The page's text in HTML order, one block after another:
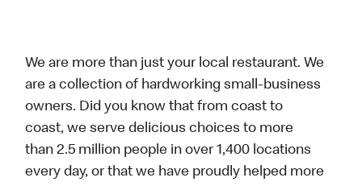
We are more than just your local restaurant. We
are a collection of hardworking small-business
owners. Did you know that from coast to
coast, we serve delicious choices to more
than 2.5 million people in over 1,400 locations
every day, or that we have proudly helped more